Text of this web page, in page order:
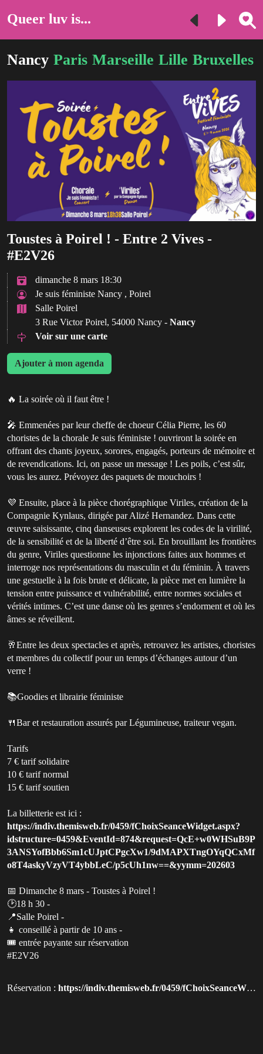
Queer luv is...
Nancy Paris Marseille Lille Bruxelles
Toustes à Poirel ! - Entre 2 Vives -
#E2V26
dimanche 8 mars 18:30
Je suis féministe Nancy , Poirel
Salle Poirel
3 Rue Victor Poirel, 54000 Nancy - Nancy
Voir sur une carte
Ajouter à mon agenda
🔥 La soirée où il faut être !
🎤 Emmenées par leur cheffe de choeur Célia Pierre, les 60
choristes de la chorale Je suis féministe ! ouvriront la soirée en
offrant des chants joyeux, sorores, engagés, porteurs de mémoire et
de revendications. Ici, on passe un message ! Les poils, c’est sûr,
vous les aurez. Prévoyez des paquets de mouchoirs !
💜 Ensuite, place à la pièce chorégraphique Viriles, création de la
Compagnie Kynlaus, dirigée par Alizé Hernandez. Dans cette
œuvre saisissante, cinq danseuses explorent les codes de la virilité,
de la sensibilité et de la liberté d’être soi. En brouillant les frontières
du genre, Viriles questionne les injonctions faites aux hommes et
interroge nos représentations du masculin et du féminin. À travers
une gestuelle à la fois brute et délicate, la pièce met en lumière la
tension entre puissance et vulnérabilité, entre normes sociales et
vérités intimes. C’est une danse où les genres s’endorment et où les
âmes se réveillent.
🥂Entre les deux spectacles et après, retrouvez les artistes, choristes
et membres du collectif pour un temps d’échanges autour d’un
verre !
📚Goodies et librairie féministe
🍴Bar et restauration assurés par Légumineuse, traiteur vegan.
Tarifs
7 € tarif solidaire
10 € tarif normal
15 € tarif soutien
La billetterie est ici :
https://indiv.themisweb.fr/0459/fChoixSeanceWidget.aspx?
idstructure=0459&EventId=874&request=QcE+w0WHSuB9P
3ANSYofBbb6Sm1cUJptCPgcXw1/9dMAPXTngOYqQCxMf
o8T4askyVzyVT4ybbLeC/p5cUh1nw==&yymm=202603
📅 Dimanche 8 mars - Toustes à Poirel !
🕑18 h 30 -
📍Salle Poirel -
👧 conseillé à partir de 10 ans -
🎟️ entrée payante sur réservation
#E2V26
Réservation : https://indiv.themisweb.fr/0459/fChoixSeanceWidget.aspx?idstructure=0459&EventId=874&request=QcE+w0WHSuB9P3ANSYofBbb6Sm1cUJptCPgcXw1u00252F9dMAPXTngOYqQCxMfo8T4askyVzyVT4ybbLeCu00252Fp5cUh1nwu00253Du00253D&yymm=202603